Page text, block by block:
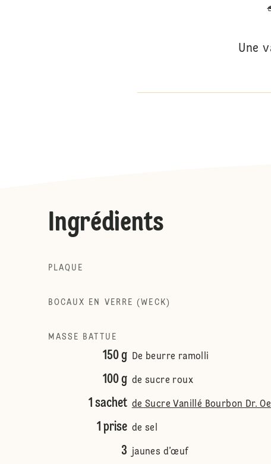
Une
Ingrédients
PLAQUE
BOCAUX EN VERRE (WECK)
MASSE BATTUE
150 g De beurre ramolli
100 g de sucre roux
1 sachet de Sucre Vanillé Bourbon Dr.
1 prise de sel
3 jaunes d’œuf